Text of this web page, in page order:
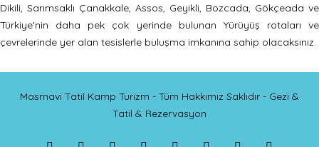
Dikili, Sarımsaklı Çanakkale, Assos, Geyikli, Bozcada, Gökçeada ve
Türkiye'nin daha pek çok yerinde bulunan Yürüyüş rotaları ve
çevrelerinde yer alan tesislerle buluşma imkanına sahip olacaksınız.
Masmavi Tatil Kamp Turizm - Tüm Hakkımız Saklıdır - Gezi &
Tatil & Rezervasyon